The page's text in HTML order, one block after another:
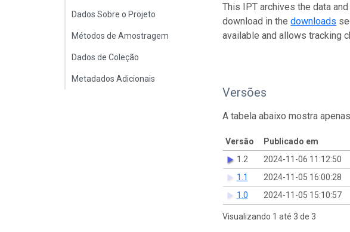
Dados Sobre o Projeto
Métodos de Amostragem
Dados de Coleção
Metadados Adicionais
This IPT archives the data
download in thedownloads
available and allows tracking
Versões
A tabela abaixo mostra
Versão Publicado em
1.2
2024-11-06 11:12:50
1.1
2024-11-05 16:00:28
1.0
2024-11-05 15:10:57
Visualizando 1 até 3 de 3